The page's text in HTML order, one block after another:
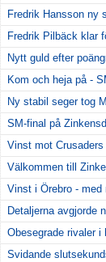
Fredrik Hansson ny
Fredrik Pilbäck klar
Nytt guld efter
Kom och heja på -
Ny stabil seger tog
SM-final på
Vinst mot
Välkommen till
Vinst i Örebro - med
Detaljerna avgjorde
Obesegrade rivaler i
Svidande